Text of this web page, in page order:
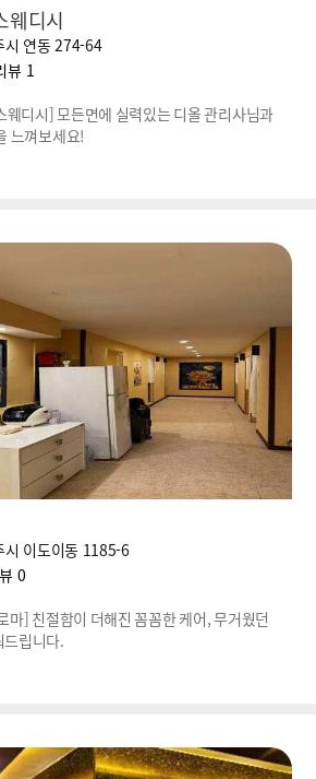
웨디시
시 연동 274-64
뷰 1
웨디시] 모든면에 실력있는 디올 관리사님과
느껴보세요!
시 이도이동 1185-6
0
마] 친절함이 더해진 꼼꼼한 케어, 무거웠던
드립니다.